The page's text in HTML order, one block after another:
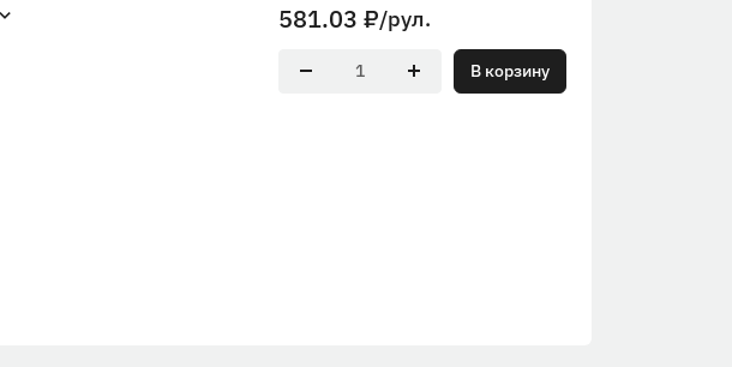
581.03 ₽/рул.
В корзину